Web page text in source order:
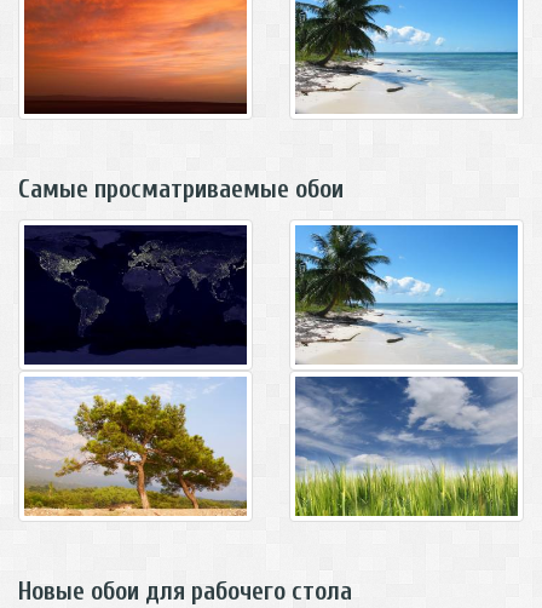
Самые просматриваемые обои
Новые обои для рабочего стола